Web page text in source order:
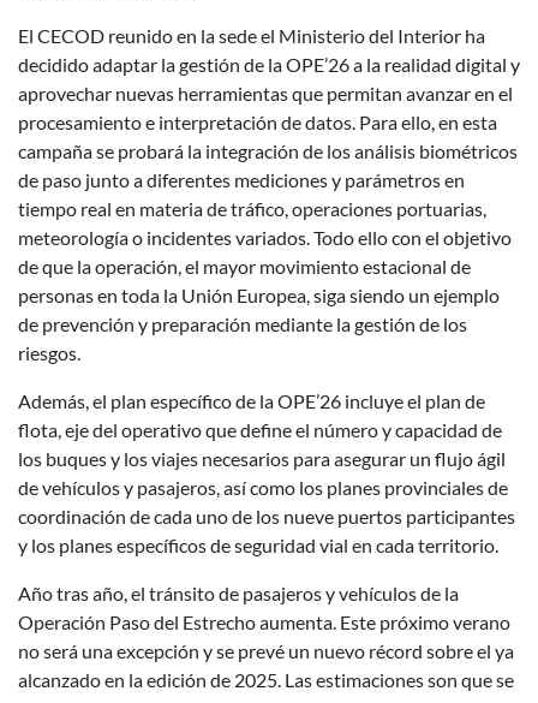
El CECOD reunido en la sede el Ministerio del Interior ha
decidido adaptar la gestión de la OPE’26 a la realidad digital y
aprovechar nuevas herramientas que permitan avanzar en el
procesamiento e interpretación de datos. Para ello, en esta
campaña se probará la integración de los análisis biométricos
de paso junto a diferentes mediciones y parámetros en
tiempo real en materia de tráfico, operaciones portuarias,
meteorología o incidentes variados. Todo ello con el objetivo
de que la operación, el mayor movimiento estacional de
personas en toda la Unión Europea, siga siendo un ejemplo
de prevención y preparación mediante la gestión de los
riesgos.
Además, el plan específico de la OPE’26 incluye el plan de
flota, eje del operativo que define el número y capacidad de
los buques y los viajes necesarios para asegurar un flujo ágil
de vehículos y pasajeros, así como los planes provinciales de
coordinación de cada uno de los nueve puertos participantes
y los planes específicos de seguridad vial en cada territorio.
Año tras año, el tránsito de pasajeros y vehículos de la
Operación Paso del Estrecho aumenta. Este próximo verano
no será una excepción y se prevé un nuevo récord sobre el ya
alcanzado en la edición de 2025. Las estimaciones son que se